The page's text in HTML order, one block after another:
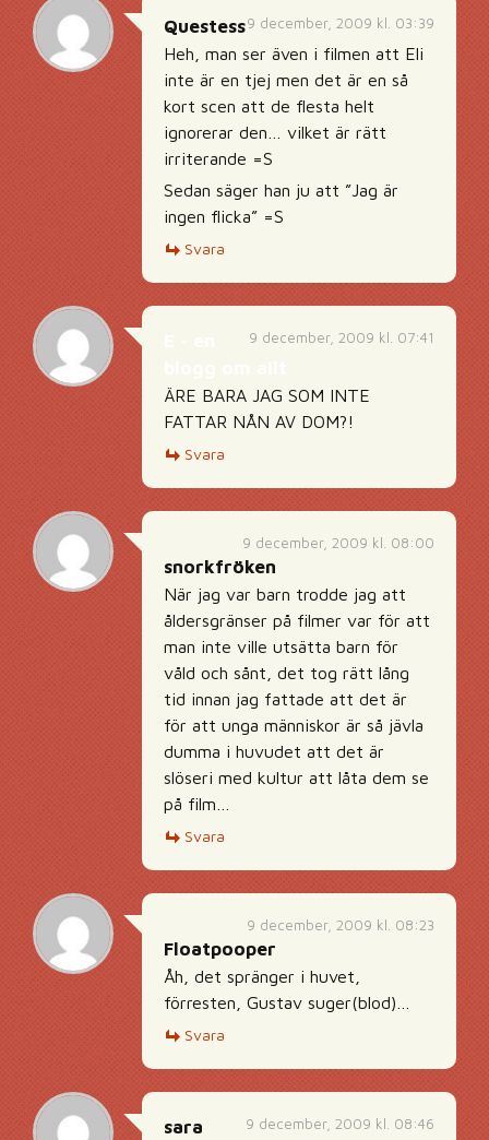
9 december, 2009 kl. 03:39
Questess
Heh, man ser även i filmen att Eli
inte är en tjej men det är en så
kort scen att de flesta helt
ignorerar den… vilket är rätt
irriterande =S
Sedan säger han ju att ”Jag är
ingen flicka” =S
Svara
9 december, 2009 kl. 07:41
ÄRE BARA JAG SOM INTE
FATTAR NÅN AV DOM?!
Svara
9 december, 2009 kl. 08:00
snorkfröken
När jag var barn trodde jag att
åldersgränser på filmer var för att
man inte ville utsätta barn för
våld och sånt, det tog rätt lång
tid innan jag fattade att det är
för att unga människor är så jävla
dumma i huvudet att det är
slöseri med kultur att låta dem se
på film…
Svara
9 december, 2009 kl. 08:23
Floatpooper
Åh, det spränger i huvet,
förresten, Gustav suger(blod)…
Svara
9 december, 2009 kl. 08:46
sara